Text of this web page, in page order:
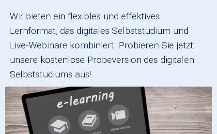
Wir bieten ein flexibles und effektives
Lernformat, das digitales Selbststudium und
Live-Webinare kombiniert. Probieren Sie jetzt
unsere kostenlose Probeversion des digitalen
Selbststudiums aus!